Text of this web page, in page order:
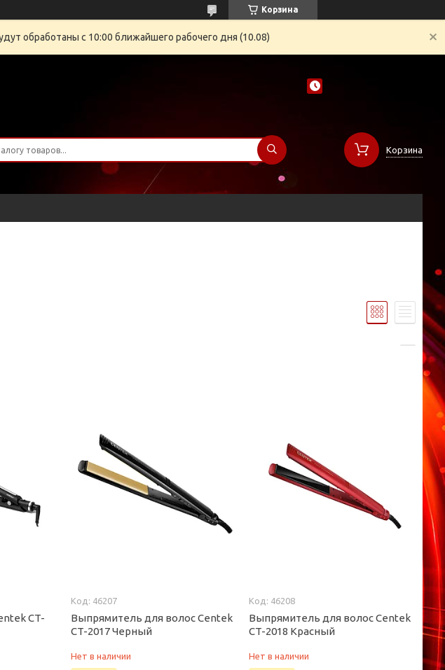
Корзина
обработаны с 10:00 ближайшего рабочего дня (10.08)
Корзина
CT-
46207
Выпрямитель для волос Centek
CT-2017 Черный
Нет в наличии
46208
Выпрямитель для волос Centek
CT-2018 Красный
Нет в наличии